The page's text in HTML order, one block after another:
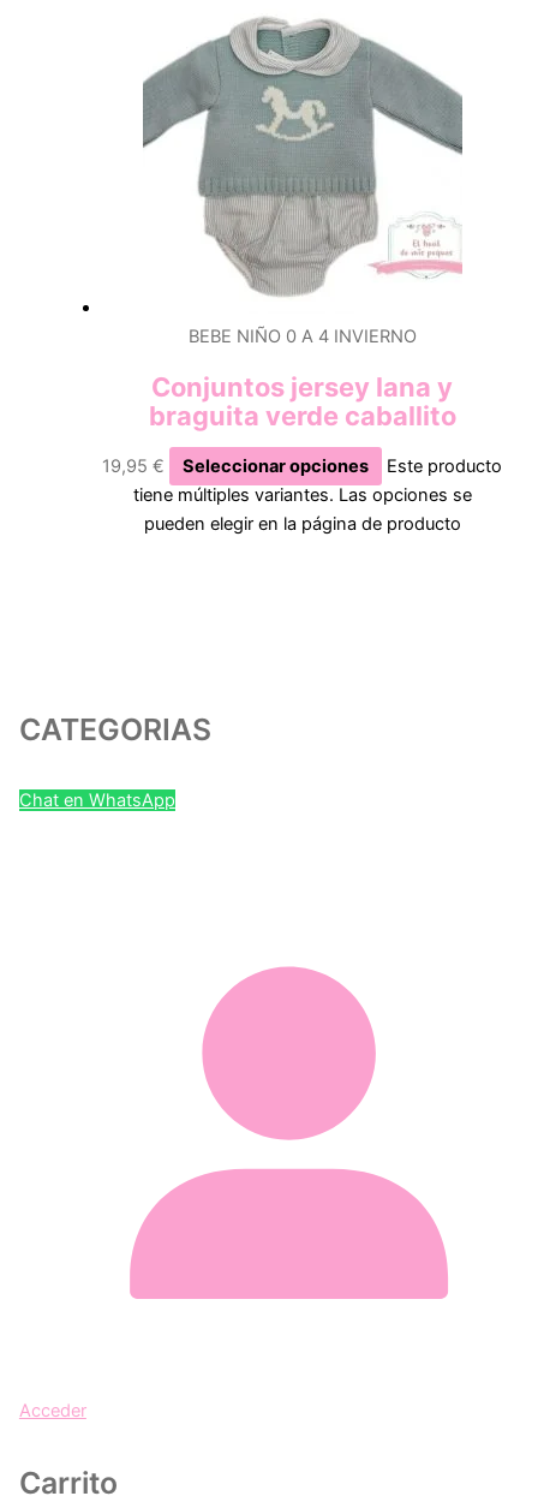
CATEGORIAS
Chat en WhatsApp
Acceder
Carrito
BEBE NIÑO 0 A 4 INVIERNO
Conjuntos jersey lana y
braguita verde caballito
19,95€ Seleccionar opciones
Este producto
tiene múltiples variantes. Las opciones se
pueden elegir en la página de producto